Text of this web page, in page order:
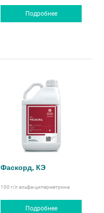
Подробнее
Фаскорд, КЭ
100 г/л альфа-циперметрина
Подробнее